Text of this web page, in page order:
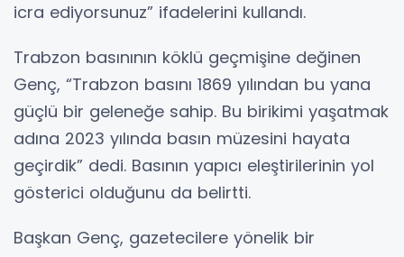
icra ediyorsunuz” ifadelerini kullandı.
Trabzon basınının köklü geçmişine değinen
Genç, “Trabzon basını 1869 yılından bu yana
güçlü bir geleneğe sahip. Bu birikimi yaşatmak
adına 2023 yılında basın müzesini hayata
geçirdik” dedi. Basının yapıcı eleştirilerinin yol
gösterici olduğunu da belirtti.
Başkan Genç, gazetecilere yönelik bir